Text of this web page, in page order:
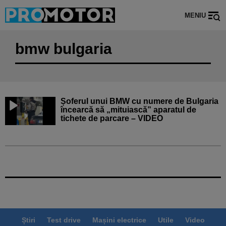
MENIU
bmw bulgaria
Șoferul unui BMW cu numere de Bulgaria
încearcă să „mituiască” aparatul de
tichete de parcare – VIDEO
Știri Test drive Mașini electrice Utile
Video